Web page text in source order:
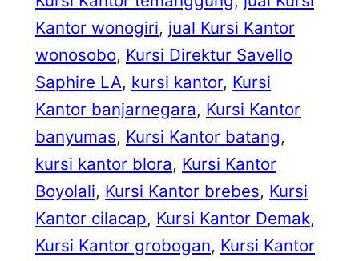
Kantor wonogiri, jual Kursi Kantor
wonosobo, Kursi Direktur Savello
Saphire LA, kursi kantor, Kursi
Kantor banjarnegara, Kursi Kantor
banyumas, Kursi Kantor batang
kursi kantor blora, Kursi Kantor
Boyolali, Kursi Kantor brebes, Kursi
Kantor cilacap, Kursi Kantor Demak
Kursi Kantor grobogan, Kursi Kantor